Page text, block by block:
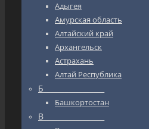
Адыгея
Амурская область
Алтайский край
Архангельск
Астрахань
Алтай Республика
Б_________________
Башкортостан
В_________________